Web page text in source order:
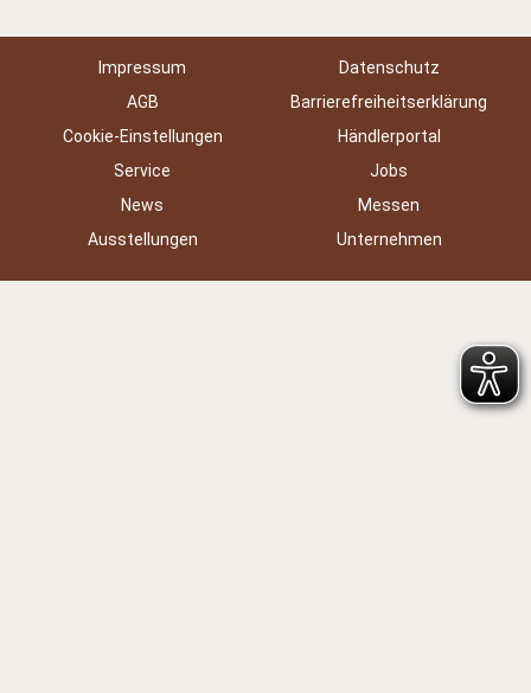
Impressum
Datenschutz
AGB
Barrierefreiheitserklärung
Cookie-Einstellungen
Händlerportal
Service
Jobs
News
Messen
Ausstellungen
Unternehmen